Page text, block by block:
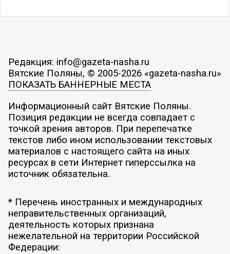
Редакция: info@gazeta-nasha.ru
Вятские Поляны, © 2005-2026 «gazeta-nasha.ru»
ПОКАЗАТЬ БАННЕРНЫЕ МЕСТА
Информационный сайт Вятские Поляны.
Позиция редакции не всегда совпадает с
точкой зрения авторов. При перепечатке
текстов либо ином использовании текстовых
материалов с настоящего сайта на иных
ресурсах в сети Интернет гиперссылка на
источник обязательна.
* Перечень иностранных и международных
неправительственных организаций,
деятельность которых признана
нежелательной на территории Российской
Федерации: